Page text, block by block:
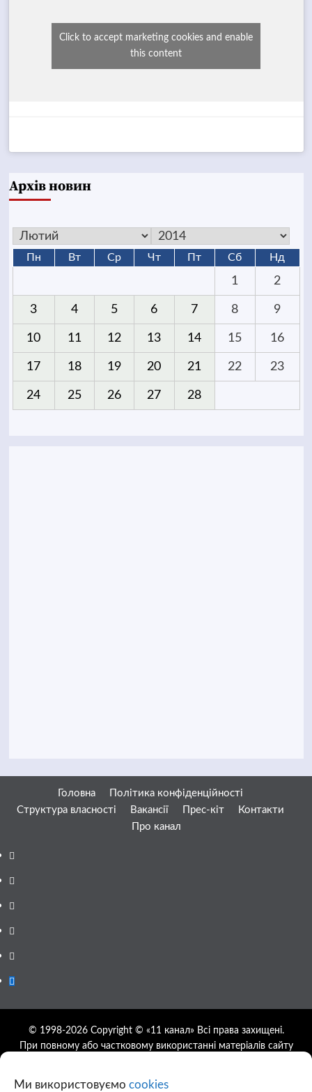
Ми використовуємо cookies
Click to accept marketing cookies and enable
this content
Архів новин
Пн Вт Ср Чт Пт Сб Нд
1 2
3 4 5 6 7 8 9
10 11 12 13 14 15 16
17 18 19 20 21 22 23
24 25 26 27 28
Головна
Політика конфіденційності
Структура власності
Вакансії Прес-кіт
Контакти
Про канал
Facebook
YouTube
Telegram
Instagram
Twitter
Google
© 1998-2026 Copyright © «11 канал» Всі права захищені.
При повному або частковому використанні матеріалів сайту